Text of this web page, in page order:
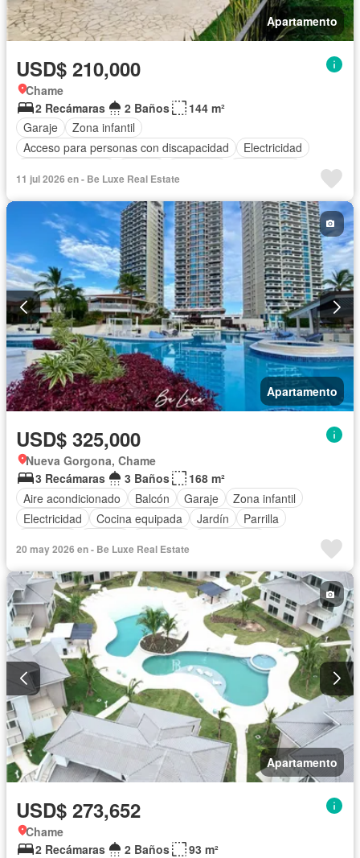
Apartamento
USD$ 210,000
Chame
2 Recámaras
2 Baños
144 m²
Garaje
Zona infantil
Acceso para personas con discapacidad
Electricidad
Vista panorámica
Seguridad
11 jul 2026 en - Be Luxe Real Estate
Apartamento
USD$ 325,000
Nueva Gorgona, Chame
3 Recámaras
3 Baños
168 m²
Aire acondicionado
Balcón Garaje
Zona infantil
Electricidad
Cocina equipada Jardín
Parrilla
Vista panorámica
Seguridad
Cancha de tenis
Agua
20 may 2026 en - Be Luxe Real Estate
Apartamento
USD$ 273,652
Chame
2 Recámaras
2 Baños
93 m²